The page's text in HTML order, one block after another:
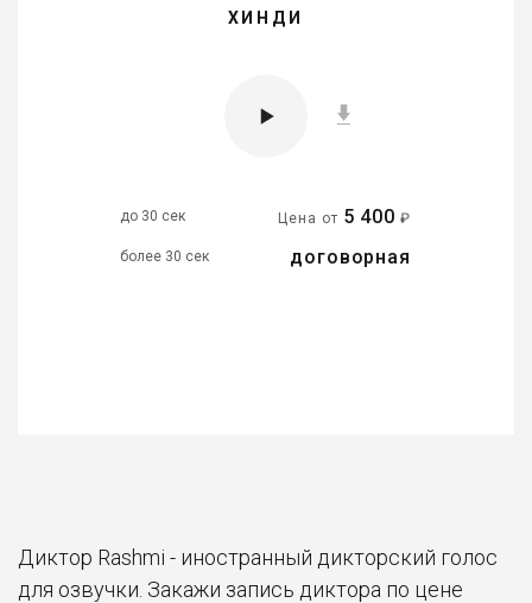
ХИНДИ
до 30 сек Цена от 5 400 ₽
более 30 сек договорная
Диктор Rashmi - иностранный дикторский голос
для озвучки. Закажи запись диктора по цене